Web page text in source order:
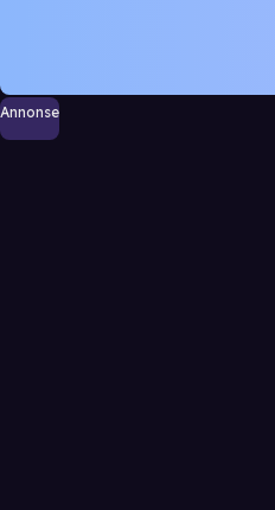
Annonse